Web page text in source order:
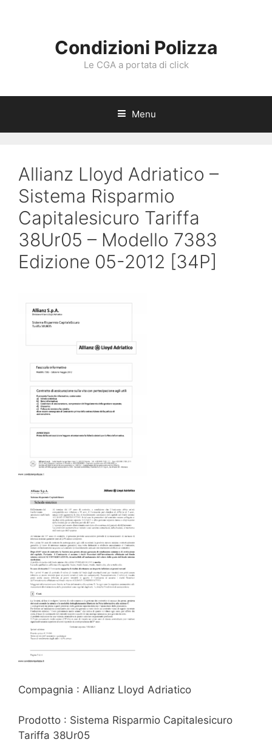
Condizioni Polizza
Le CGA a portata di click
Menu
Allianz Lloyd Adriatico –
Sistema Risparmio
Capitalesicuro Tariffa
38Ur05 – Modello 7383
Edizione 05-2012 [34P]
Compagnia : Allianz Lloyd Adriatico
Prodotto : Sistema Risparmio Capitalesicuro
Tariffa 38Ur05